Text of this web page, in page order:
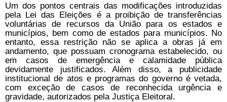
Um dos pontos centrais das modificações introduzidas
pela Lei das Eleições é a proibição de transferências
voluntárias de recursos da União para os estados e
municípios, bem como de estados para municípios. No
entanto, essa restrição não se aplica a obras já em
andamento, que possuam cronograma estabelecido, ou
em casos de emergência e calamidade pública
devidamente justificados. Além disso, a publicidade
institucional de atos e programas do governo é vetada,
com exceção de casos de reconhecida urgência e
gravidade, autorizados pela Justiça Eleitoral.